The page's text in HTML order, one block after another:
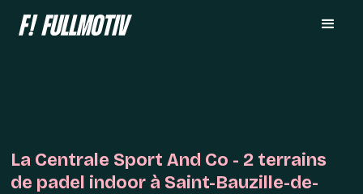
La Centrale Sport And Co - 2 terrains
de padel indoor à Saint-Bauzille-de-